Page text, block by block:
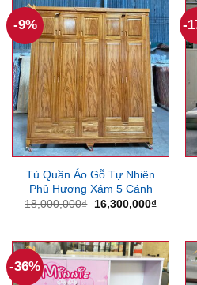
-9%
Tủ Quần Áo Gỗ Tự Nhiên
Phủ Hương Xám 5 Cánh
18,000,000₫
Giá
16,300,000₫Giá
-
-36%